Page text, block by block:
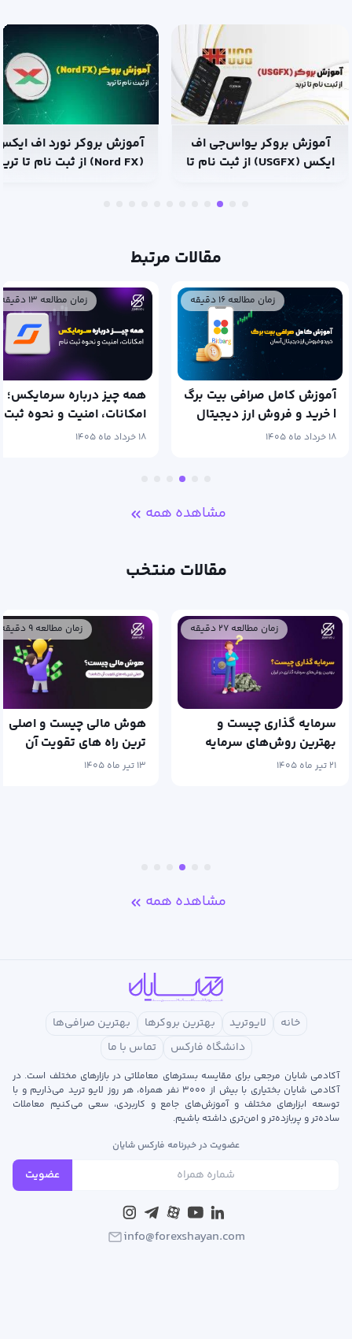
آموزش بروکر یو‌اس‌جی اف
ایکس (USGFX) از ثبت نام تا
آموزش بروکر نورد اف ایکس
مقالات مرتبط
زمان مطالعه ۱۶ دقیقه
آموزش کامل صرافی بیت برگ
| خرید و فروش ارز دیجیتال
آسان۱۸ خرداد ماه ۱۴۰۵
زمان مطالعه ۱۳ دقیقه
همه چیز درباره سرمایکس؛
امکانات، امنیت و نحوه ثبت
نام۱۸ خرداد ماه ۱۴۰۵
مشاهده همه
مقالات منتخب
زمان مطالعه ۲۷ دقیقه
سرمایه گذاری چیست و
بهترین روش‌های سرمایه
گذاری در ایران
زمان مطالعه ۹ دقیقه
هوش مالی چیست و اصلی
ترین راه های تقویت آن
کدامند؟۱۳ تیر ماه ۱۴۰۵
مشاهده همه
خانه لایوترید بهترین بروکرها
بهترین صرافی‌ها
دانشگاه فارکس
تماس با ما
آکادمی شایان مرجعی برای مقایسه بسترهای معاملاتی در بازارهای مختلف است. در
آکادمی شایان بختیاری با بیش از ۳۰۰۰ نفر همراه، هر روز لایو ترید می‌ذاریم و با
توسعه‌ ابزارهای مختلف و آموزش‌های جامع و کاربردی، سعی می‌کنیم معاملات
ساده‌تر و پربازده‌تر و امن‌تری داشته باشیم.
عضویت در خبرنامه فارکس شایان
عضویت
info@forexshayan.com